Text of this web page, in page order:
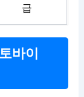
급
바이